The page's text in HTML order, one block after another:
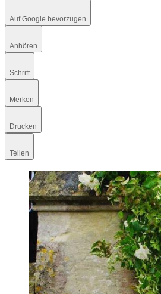
Auf Google bevorzugen
Anhören
Schrift
Merken
Drucken
Teilen